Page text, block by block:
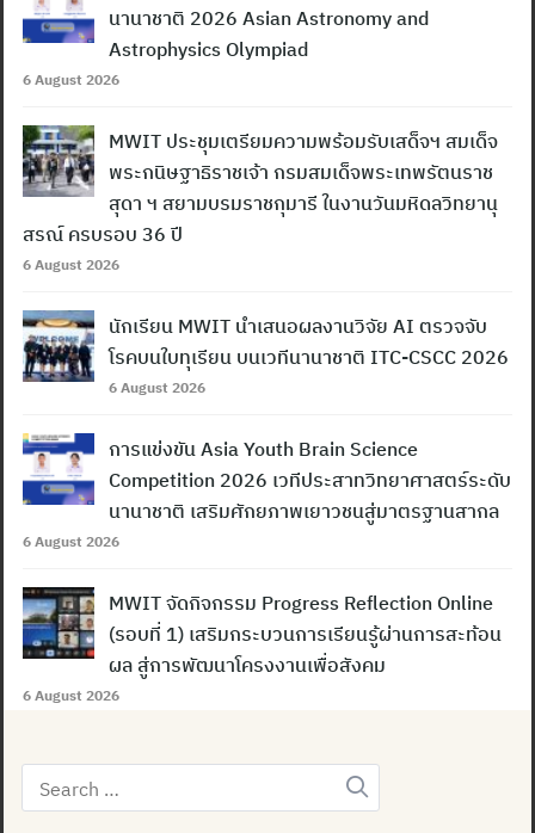
นานาชาติ 2026 Asian Astronomy and
Astrophysics Olympiad
6 August 2026
MWIT ประชุมเตรียมความพร้อมรับเสด็จฯ สมเด็จ
พระกนิษฐาธิราชเจ้า กรมสมเด็จพระเทพรัตนราช
สุดา ฯ สยามบรมราชกุมารี ในงานวันมหิดลวิทยานุ
สรณ์ ครบรอบ 36 ปี
6 August 2026
นักเรียน MWIT นำเสนอผลงานวิจัย AI ตรวจจับ
โรคบนใบทุเรียน บนเวทีนานาชาติ ITC-CSCC 2026
6 August 2026
การแข่งขัน Asia Youth Brain Science
Competition 2026 เวทีประสาทวิทยาศาสตร์ระดับ
นานาชาติ เสริมศักยภาพเยาวชนสู่มาตรฐานสากล
6 August 2026
MWIT จัดกิจกรรม Progress Reflection Online
(รอบที่ 1) เสริมกระบวนการเรียนรู้ผ่านการสะท้อน
ผล สู่การพัฒนาโครงงานเพื่อสังคม
6 August 2026
Search
for: